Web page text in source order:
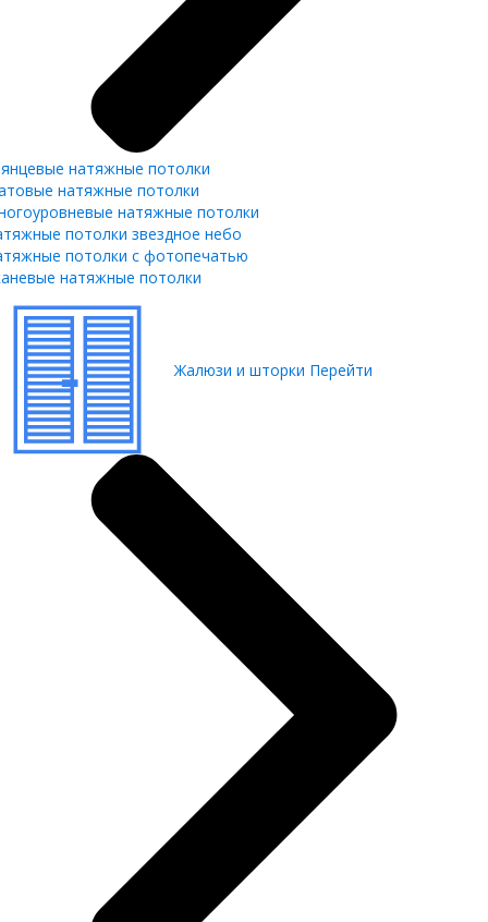
натяжные потолки
натяжные потолки
натяжные потолки
потолки звездное небо
потолки с фотопечатью
натяжные потолки
Жалюзи и шторки Перейти